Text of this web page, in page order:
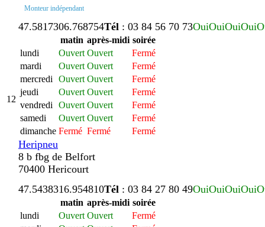
Monteur indépendant
12
47.5817306.768754Tél : 03 84 56 70 73OuiOuiOuiOui
matin après-midi soirée
lundi
Ouvert Ouvert
Fermé
mardi
Ouvert Ouvert
Fermé
mercredi
Ouvert Ouvert
Fermé
jeudi
Ouvert Ouvert
Fermé
vendredi
Ouvert Ouvert
Fermé
samedi
Ouvert Ouvert
Fermé
dimanche Fermé Fermé Fermé
Heripneu
8 b fbg de Belfort
70400 Hericourt
47.5438316.954810Tél : 03 84 27 80 49OuiOuiOuiOui
matin après-midi soirée
lundi
Ouvert Ouvert
Fermé